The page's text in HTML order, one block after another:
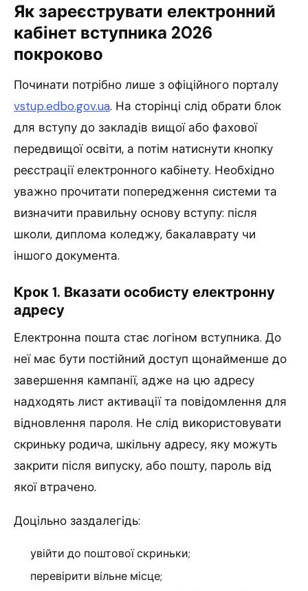
Як зареєструвати електронний
кабінет вступника 2026
покроково
Починати потрібно лише з офіційного порталу
vstup.edbo.gov.ua. На сторінці слід обрати блок
для вступу до закладів вищої або фахової
передвищої освіти, а потім натиснути кнопку
реєстрації електронного кабінету. Необхідно
уважно прочитати попередження системи та
визначити правильну основу вступу: після
школи, диплома коледжу, бакалаврату чи
іншого документа.
Крок 1. Вказати особисту електронну
адресу
Електронна пошта стає логіном вступника. До
неї має бути постійний доступ щонайменше до
завершення кампанії, адже на цю адресу
надходять лист активації та повідомлення для
відновлення пароля. Не слід використовувати
скриньку родича, шкільну адресу, яку можуть
закрити після випуску, або пошту, пароль від
якої втрачено.
Доцільно заздалегідь:
увійти до поштової скриньки;
перевірити вільне місце;